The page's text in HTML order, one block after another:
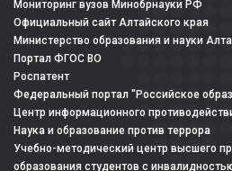
Мониторинг вузов Минобрнауки РФ
Официальный сайт Алтайского края
Министерство образования и науки
Портал ФГОС ВО
Роспатент
Федеральный портал "Российское
Центр информационного
Наука и образование против террора
Учебно-методический центр высшего
образования студентов с